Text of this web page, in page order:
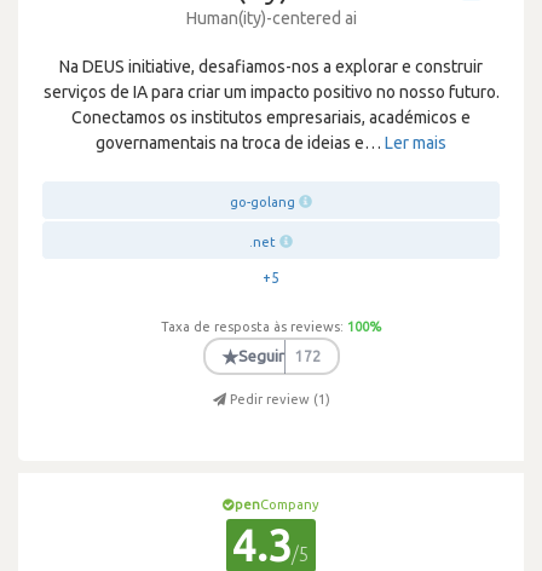
Human(ity)-centered ai
Na DEUS initiative, desafiamos-nos a explorar e construir
serviços de IA para criar um impacto positivo no nosso futuro.
Conectamos os institutos empresariais, académicos e
governamentais na troca de ideias e… Ler mais
go-golang
.net
+5
Taxa de resposta às reviews: 100%
★Seguir 172
Pedir review (1)
penCompany
4.3/5